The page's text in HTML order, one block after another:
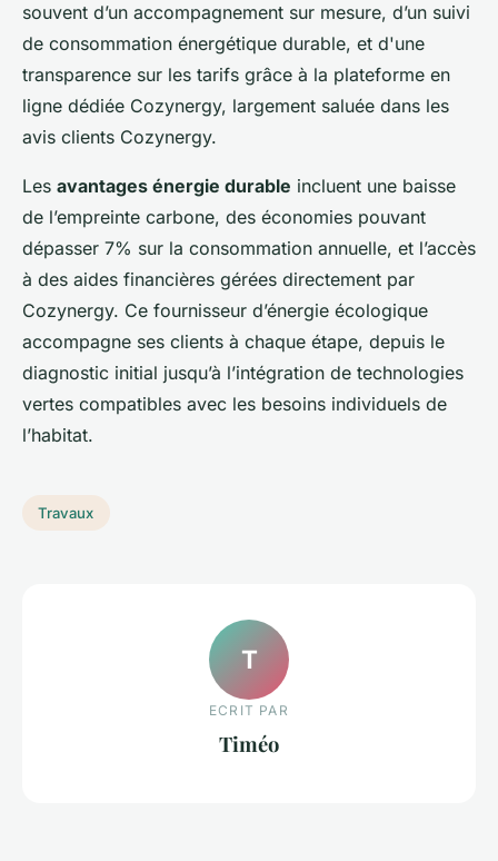
souvent d’un accompagnement sur mesure, d’un suivi
de consommation énergétique durable, et d'une
transparence sur les tarifs grâce à la plateforme en
ligne dédiée Cozynergy, largement saluée dans les
avis clients Cozynergy.
Les avantages énergie durable incluent une baisse
de l’empreinte carbone, des économies pouvant
dépasser 7% sur la consommation annuelle, et l’accès
à des aides financières gérées directement par
Cozynergy. Ce fournisseur d’énergie écologique
accompagne ses clients à chaque étape, depuis le
diagnostic initial jusqu’à l’intégration de technologies
vertes compatibles avec les besoins individuels de
l’habitat.
Travaux
T
ECRIT PAR
Timéo